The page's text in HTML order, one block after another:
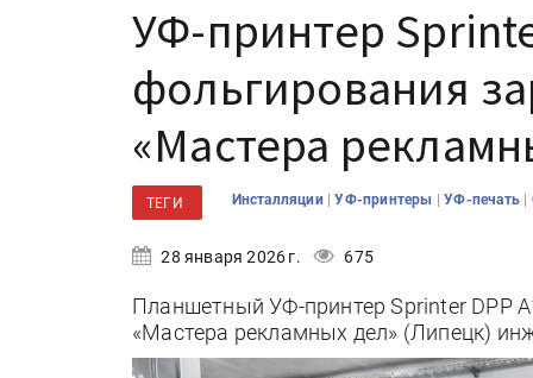
УФ-принтер
фольгирования
«Мастера
ТЕГИ Инсталляции |УФ-принтеры |УФ-печать |
28 января 2026 г. 675
Планшетный УФ-принтер Sprinter DPP
«Мастера рекламных дел» (Липецк)